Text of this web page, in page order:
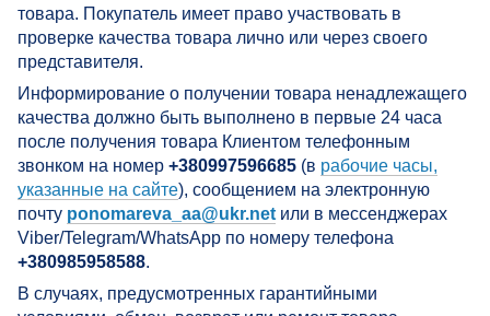
товара. Покупатель имеет право участвовать в
проверке качества товара лично или через своего
представителя.
Информирование о получении товара ненадлежащего
качества должно быть выполнено в первые 24 часа
после получения товара Клиентом телефонным
звонком на номер +380997596685 (в рабочие часы,
указанные на сайте), сообщением на электронную
почту ponomareva_aa@ukr.net или в мессенджерах
Viber/Telegram/WhatsApp по номеру телефона
+380985958588.
В случаях, предусмотренных гарантийными